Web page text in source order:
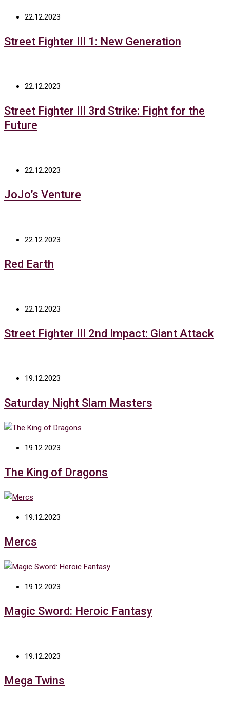
22.12.2023
Street Fighter III 1: New Generation
22.12.2023
Street Fighter III 3rd Strike: Fight for the
Future
22.12.2023
JoJo’s Venture
22.12.2023
Red Earth
22.12.2023
Street Fighter III 2nd Impact: Giant Attack
19.12.2023
Saturday Night Slam Masters
19.12.2023
The King of Dragons
19.12.2023
Mercs
19.12.2023
Magic Sword: Heroic Fantasy
19.12.2023
Mega Twins